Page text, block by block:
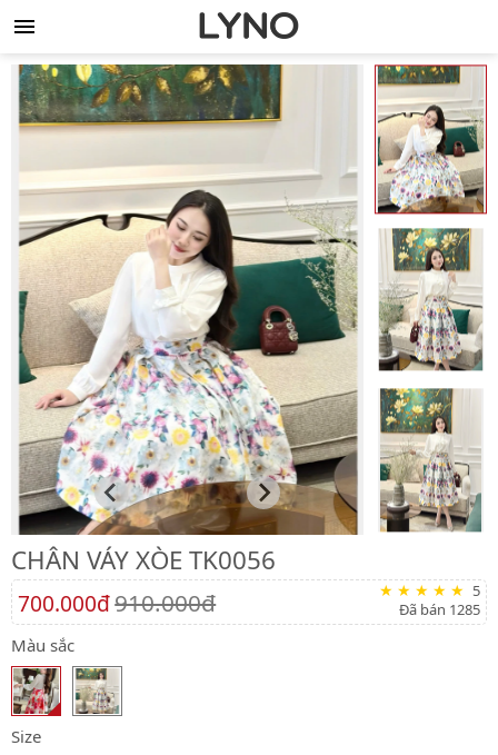
CHÂN VÁY XÒE TK0056
700.000đ910.000đ
5
Đã bán 1285
Màu sắc
Size